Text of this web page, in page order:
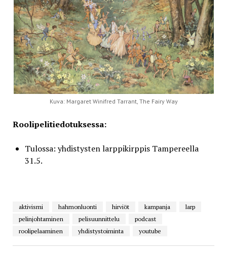
Kuva: Margaret Winifred Tarrant, The Fairy Way
Roolipelitiedotuksessa:
Tulossa: yhdistysten larppikirppis Tampereella
31.5.
aktivismi hahmonluonti hirviöt kampanja
larp
pelinjohtaminen
pelisuunnittelu
podcast
roolipelaaminen
yhdistystoiminta youtube